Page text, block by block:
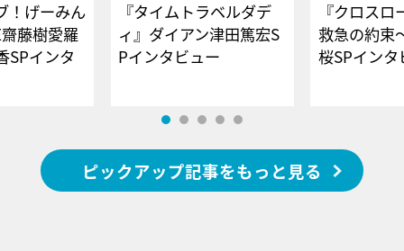
！げーみん
藤樹愛羅
SPインタ
『タイムトラベルダデ
ィ』ダイアン津田篤宏S
Pインタビュー
『クロス
救急の約束
桜SPイ
ピックアップ記事をもっと見る